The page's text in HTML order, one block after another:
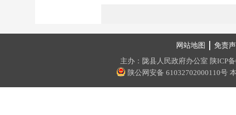
网站地图 免责
主办：陇县人民政府办公室 陕ICP
陕公网安备 61032702000110号